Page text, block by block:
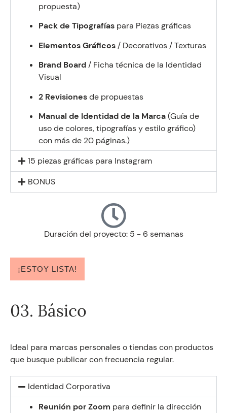
propuesta)
Pack de Tipografías para Piezas gráficas
Elementos Gráficos / Decorativos / Texturas
Brand Board / Ficha técnica de la Identidad
Visual
2 Revisionesde propuestas
Manual de Identidadde la Marca(Guía de
uso de colores, tipografías y estilo gráfico)
con más de 20 páginas.)
15 piezas gráficas para Instagram
BONUS
Duración del proyecto: 5 - 6 semanas
¡ESTOY LISTA!
03. Básico
Ideal para marcas personales o tiendas con productos
que busque publicar con frecuencia regular.
Identidad Corporativa
Reunión por Zoom para definir la dirección